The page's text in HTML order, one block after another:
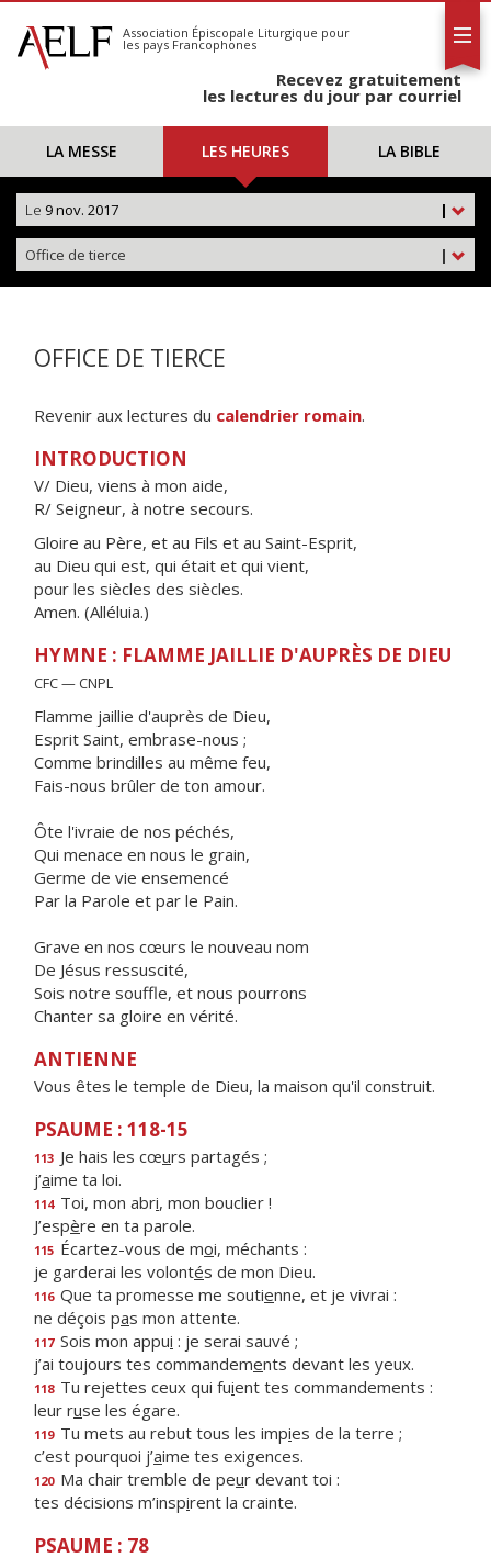
S'abonner
Calendrier
Association Épiscopale Liturgique pour
les pays Francophones
Recevez gratuitement
les lectures du jour par courriel
LA MESSE LES HEURES LA BIBLE
|
Le 9 nov. 2017
|
Office de tierce
OFFICE DE TIERCE
Revenir aux lectures du calendrier romain.
INTRODUCTION
V/ Dieu, viens à mon aide,
R/ Seigneur, à notre secours.
Gloire au Père, et au Fils et au Saint-Esprit,
au Dieu qui est, qui était et qui vient,
pour les siècles des siècles.
Amen. (Alléluia.)
HYMNE : FLAMME JAILLIE D'AUPRÈS DE DIEU
CFC — CNPL
Flamme jaillie d'auprès de Dieu,
Esprit Saint, embrase-nous ;
Comme brindilles au même feu,
Fais-nous brûler de ton amour.
Ôte l'ivraie de nos péchés,
Qui menace en nous le grain,
Germe de vie ensemencé
Par la Parole et par le Pain.
Grave en nos cœurs le nouveau nom
De Jésus ressuscité,
Sois notre souffle, et nous pourrons
Chanter sa gloire en vérité.
ANTIENNE
Vous êtes le temple de Dieu, la maison qu'il construit.
PSAUME : 118-15
113 Je hais les cœurs partagés ;
j’aime ta loi.
114 Toi, mon abri, mon bouclier !
J’espère en ta parole.
115 Écartez-vous de moi, méchants :
je garderai les volontés de mon Dieu.
116 Que ta promesse me soutienne, et je vivrai :
ne déçois pas mon attente.
117 Sois mon appui : je serai sauvé ;
j’ai toujours tes commandements devant les yeux.
118 Tu rejettes ceux qui fuient tes commandements :
leur ruse les égare.
119 Tu mets au rebut tous les impies de la terre ;
c’est pourquoi j’aime tes exigences.
120 Ma chair tremble de peur devant toi :
tes décisions m’inspirent la crainte.
PSAUME : 78